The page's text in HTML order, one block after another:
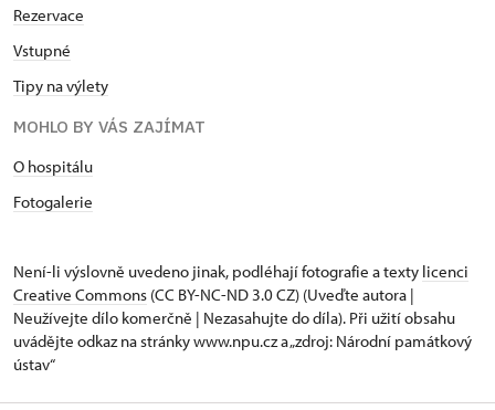
Rezervace
Vstupné
Tipy na výlety
MOHLO BY VÁS ZAJÍMAT
O hospitálu
Fotogalerie
Není-li výslovně uvedeno jinak, podléhají fotografie a texty licenci
Creative Commons (CC BY-NC-ND 3.0 CZ) (Uveďte autora |
Neužívejte dílo komerčně | Nezasahujte do díla). Při užití obsahu
uvádějte odkaz na stránky www.npu.cz a „zdroj: Národní památkový
ústav“